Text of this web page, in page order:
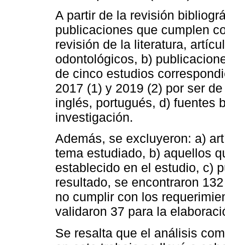
A partir de la revisión
publicaciones que cumplen
revisión de la literatura,
odontológicos, b)
de cinco estudios
2017 (1) y 2019 (2) por ser
inglés, portugués, d) fuentes
investigación.
Además, se excluyeron: a)
tema estudiado, b) aquellos
establecido en el estudio, c)
resultado, se encontraron
no cumplir con los
validaron 37 para la
Se resalta que el análisis